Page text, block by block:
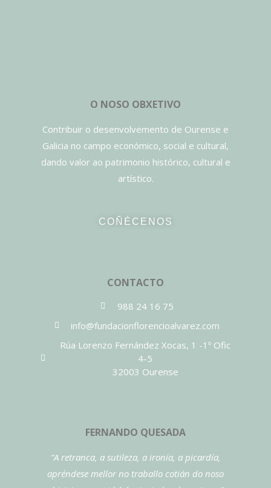
O NOSO OBXETIVO
Contribuir o desenvolvemento de Ourense e
Galicia no campo económico, social e cultural,
dando valor ao patrimonio histórico, cultural e
artístico.
COÑÉCENOS
CONTACTO
988 24 16 75
info@fundacionflorencioalvarez.com
Rúa Lorenzo Fernández Xocas, 1 -1º Ofic
4-5
32003 Ourense
FERNANDO QUESADA
“A retranca, a sutileza, a ironía, a picardía,
apréndese mellor no traballo cotián do noso